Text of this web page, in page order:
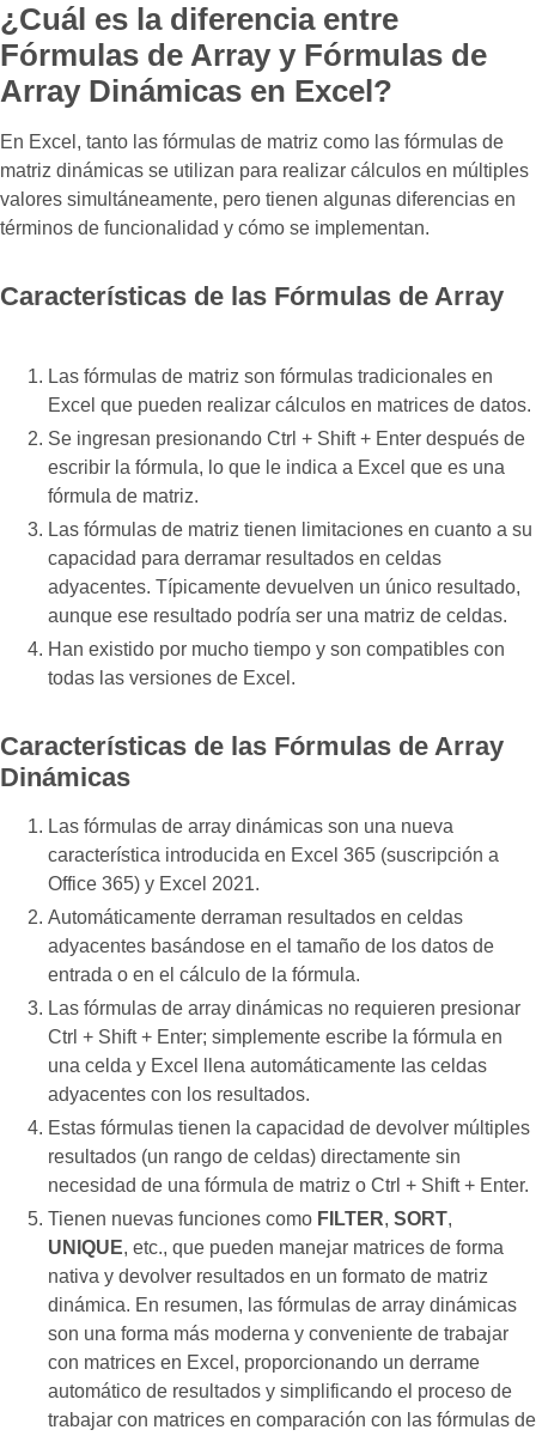
¿Cuál es la diferencia entre
Fórmulas de Array y Fórmulas de
Array Dinámicas en Excel?
En Excel, tanto las fórmulas de matriz como las fórmulas de
matriz dinámicas se utilizan para realizar cálculos en múltiples
valores simultáneamente, pero tienen algunas diferencias en
términos de funcionalidad y cómo se implementan.
Características de las Fórmulas de Array
Las fórmulas de matriz son fórmulas tradicionales en
Excel que pueden realizar cálculos en matrices de datos.
Se ingresan presionando Ctrl + Shift + Enter después de
escribir la fórmula, lo que le indica a Excel que es una
fórmula de matriz.
Las fórmulas de matriz tienen limitaciones en cuanto a su
capacidad para derramar resultados en celdas
adyacentes. Típicamente devuelven un único resultado,
aunque ese resultado podría ser una matriz de celdas.
Han existido por mucho tiempo y son compatibles con
todas las versiones de Excel.
Características de las Fórmulas de Array
Dinámicas
Las fórmulas de array dinámicas son una nueva
característica introducida en Excel 365 (suscripción a
Office 365) y Excel 2021.
Automáticamente derraman resultados en celdas
adyacentes basándose en el tamaño de los datos de
entrada o en el cálculo de la fórmula.
Las fórmulas de array dinámicas no requieren presionar
Ctrl + Shift + Enter; simplemente escribe la fórmula en
una celda y Excel llena automáticamente las celdas
adyacentes con los resultados.
Estas fórmulas tienen la capacidad de devolver múltiples
resultados (un rango de celdas) directamente sin
necesidad de una fórmula de matriz o Ctrl + Shift + Enter.
Tienen nuevas funciones como FILTER, SORT,
UNIQUE, etc., que pueden manejar matrices de forma
nativa y devolver resultados en un formato de matriz
dinámica. En resumen, las fórmulas de array dinámicas
son una forma más moderna y conveniente de trabajar
con matrices en Excel, proporcionando un derrame
automático de resultados y simplificando el proceso de
trabajar con matrices en comparación con las fórmulas de